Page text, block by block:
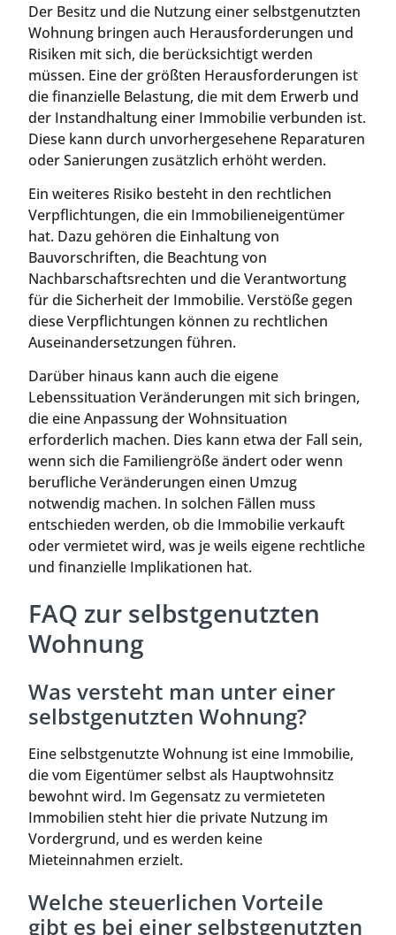
Der Besitz und die Nutzung einer selbstgenutzten
Wohnung bringen auch Herausforderungen und
Risiken mit sich, die berücksichtigt werden
müssen. Eine der größten Herausforderungen ist
die finanzielle Belastung, die mit dem Erwerb und
der Instandhaltung einer Immobilie verbunden ist.
Diese kann durch unvorhergesehene Reparaturen
oder Sanierungen zusätzlich erhöht werden.
Ein weiteres Risiko besteht in den rechtlichen
Verpflichtungen, die ein Immobilieneigentümer
hat. Dazu gehören die Einhaltung von
Bauvorschriften, die Beachtung von
Nachbarschaftsrechten und die Verantwortung
für die Sicherheit der Immobilie. Verstöße gegen
diese Verpflichtungen können zu rechtlichen
Auseinandersetzungen führen.
Darüber hinaus kann auch die eigene
Lebenssituation Veränderungen mit sich bringen,
die eine Anpassung der Wohnsituation
erforderlich machen. Dies kann etwa der Fall sein,
wenn sich die Familiengröße ändert oder wenn
berufliche Veränderungen einen Umzug
notwendig machen. In solchen Fällen muss
entschieden werden, ob die Immobilie verkauft
oder vermietet wird, was je weils eigene rechtliche
und finanzielle Implikationen hat.
FAQ zur selbstgenutzten
Wohnung
Was versteht man unter einer
selbstgenutzten Wohnung?
Eine selbstgenutzte Wohnung ist eine Immobilie,
die vom Eigentümer selbst als Hauptwohnsitz
bewohnt wird. Im Gegensatz zu vermieteten
Immobilien steht hier die private Nutzung im
Vordergrund, und es werden keine
Mieteinnahmen erzielt.
Welche steuerlichen Vorteile
gibt es bei einer selbstgenutzten